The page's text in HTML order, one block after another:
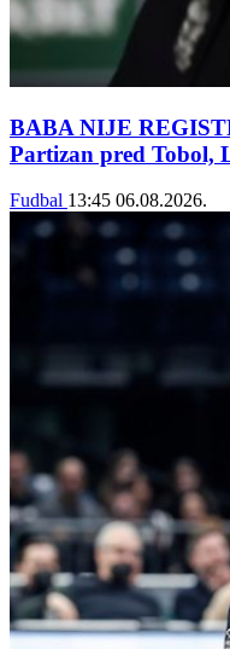
BABA NIJE
Partizan pred Tobol,
Fudbal 13:45 06.08.2026.